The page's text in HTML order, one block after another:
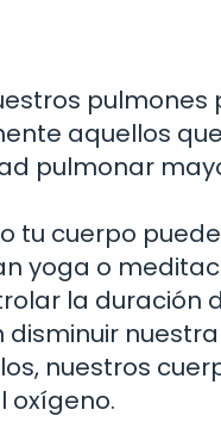
aquellos
pulmonar
tu cuerpo
yoga o
la duración
disminuir
nuestros
oxígeno.